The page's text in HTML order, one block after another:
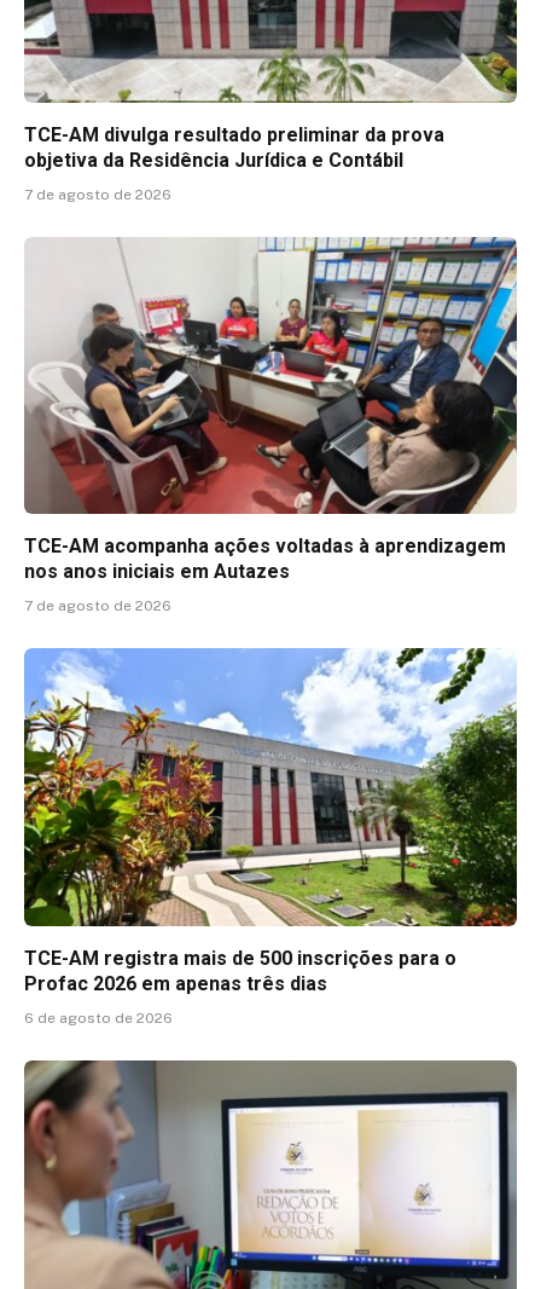
TCE-AM divulga resultado preliminar da prova
objetiva da Residência Jurídica e Contábil
7 de agosto de 2026
TCE-AM acompanha ações voltadas à aprendizagem
nos anos iniciais em Autazes
7 de agosto de 2026
TCE-AM registra mais de 500 inscrições para o
Profac 2026 em apenas três dias
6 de agosto de 2026